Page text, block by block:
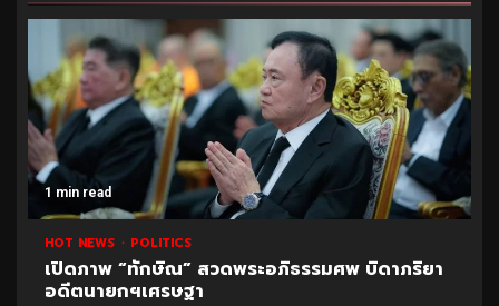
1 min read
HOT NEWS POLITICS
เปิดภาพ “ทักษิณ” สวดพระอภิธรรมศพ บิดาภริยา
อดีตนายกฯเศรษฐา